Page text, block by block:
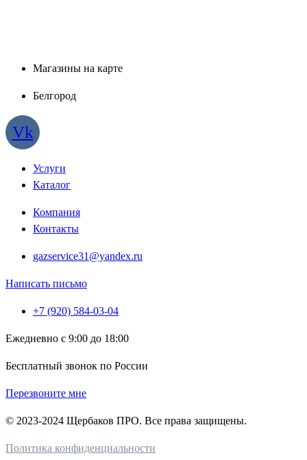
Магазины на карте
Белгород
Vk
Услуги
Каталог
Компания
Контакты
gazservice31@yandex.ru
Написать письмо
+7 (920) 584-03-04
Ежедневно с 9:00 до 18:00
Бесплатный звонок по России
Перезвоните мне
© 2023-2024 Щербаков ПРО. Все права защищены.
Политика конфиденциальности